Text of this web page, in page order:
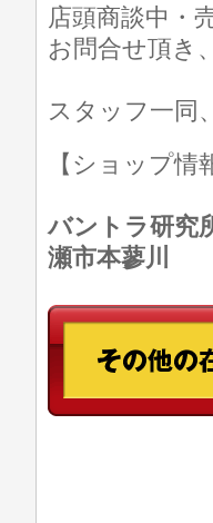
店頭商談中・
お問合せ頂き
スタッフ一同
【ショップ
バントラ研究
瀬市本蓼川